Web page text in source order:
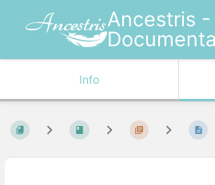
Ancestris -
Info